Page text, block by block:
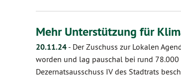
Mehr Unterstützung für
20.11.24 - Der Zuschuss zur Lokalen
worden und lag pauschal bei rund 78.000
Dezernatsausschuss IV des Stadtrats